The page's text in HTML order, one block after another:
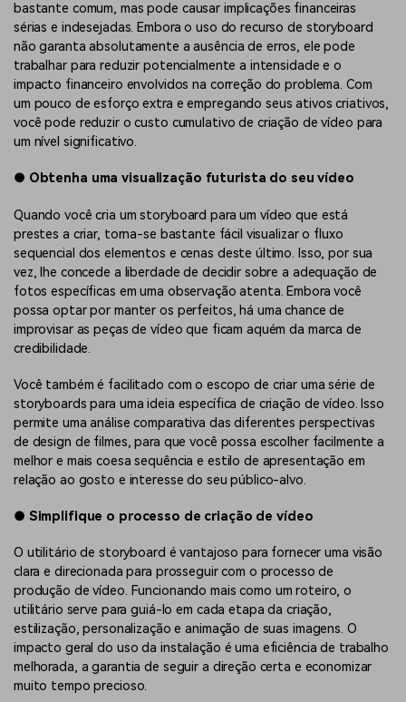
bastante comum, mas pode causar implicações financeiras
sérias e indesejadas. Embora o uso do recurso de storyboard
não garanta absolutamente a ausência de erros, ele pode
trabalhar para reduzir potencialmente a intensidade e o
impacto financeiro envolvidos na correção do problema. Com
um pouco de esforço extra e empregando seus ativos criativos,
você pode reduzir o custo cumulativo de criação de vídeo para
um nível significativo.
● Obtenha uma visualização futurista do seu vídeo
Quando você cria um storyboard para um vídeo que está
prestes a criar, torna-se bastante fácil visualizar o fluxo
sequencial dos elementos e cenas deste último. Isso, por sua
vez, lhe concede a liberdade de decidir sobre a adequação de
fotos específicas em uma observação atenta. Embora você
possa optar por manter os perfeitos, há uma chance de
improvisar as peças de vídeo que ficam aquém da marca de
credibilidade.
Você também é facilitado com o escopo de criar uma série de
storyboards para uma ideia específica de criação de vídeo. Isso
permite uma análise comparativa das diferentes perspectivas
de design de filmes, para que você possa escolher facilmente a
melhor e mais coesa sequência e estilo de apresentação em
relação ao gosto e interesse do seu público-alvo.
● Simplifique o processo de criação de vídeo
O utilitário de storyboard é vantajoso para fornecer uma visão
clara e direcionada para prosseguir com o processo de
produção de vídeo. Funcionando mais como um roteiro, o
utilitário serve para guiá-lo em cada etapa da criação,
estilização, personalização e animação de suas imagens. O
impacto geral do uso da instalação é uma eficiência de trabalho
melhorada, a garantia de seguir a direção certa e economizar
muito tempo precioso.